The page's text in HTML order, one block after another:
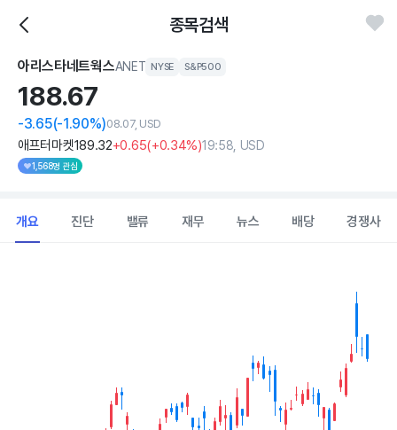
종목검색
아리스타네트웍스ANET NYSE S&P500
188.67
-3.65(-1.90%)08.07, USD
애프터마켓189.32+0.65(+0.34%)19:58, USD
1,568명 관심
개요 진단 밸류 재무 뉴스 배당 경쟁사
The chart has 1 X axis displaying Time. Data ranges from